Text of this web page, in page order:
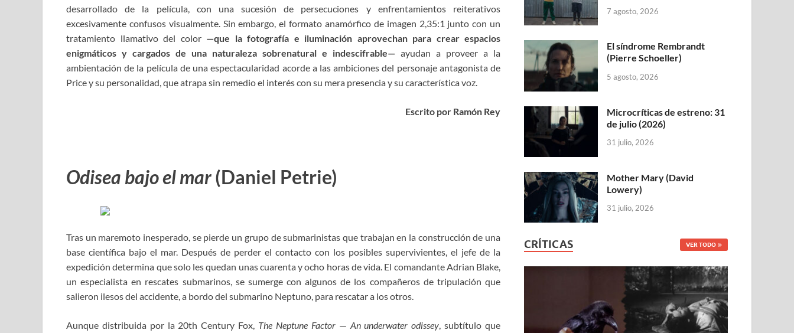
desarrollado de la película, con una sucesión de persecuciones y enfrentamientos reiterativos
excesivamente confusos visualmente. Sinembargo, el formato anamórfico de imagen 2,35:1 junto con un
tratamiento llamativo del color —que la fotografía e iluminación aprovechan para crear espacios
enigmáticos y cargados de una naturaleza sobrenatural e indescifrable— ayudan a proveer a la
ambientación de la película de una espectacularidad acorde a las ambiciones del personaje antagonistade
Price y su personalidad, que atrapa sin remedio el interés con su mera presencia y su característica voz.
Escrito por Ramón Rey
Odisea bajo elmar(Daniel Petrie)
Tras un maremoto inesperado, se pierde un grupo de submarinistas que trabajan en la construcción de una
base científica bajo el mar. Después de perder el contacto con los posibles supervivientes, el jefe de la
expedición determina que solo les quedan unas cuarenta y ocho horas de vida. El comandante Adrian Blake,
un especialista en rescates submarinos, se sumerge con algunos de los compañeros de tripulación que
salieron ilesos del accidente, a bordo del submarino Neptuno, para rescatar a los otros.
Aunque distribuida por la 20th Century Fox, The Neptune Factor— An underwater odissey , subtítulo que
7 agosto, 2026
El síndrome Rembrandt
(Pierre Schoeller)
5 agosto, 2026
Microcríticas de estreno: 31
de julio (2026)
31 julio, 2026
Mother Mary (David
Lowery)
31 julio, 2026
CRÍTICAS VER TODO